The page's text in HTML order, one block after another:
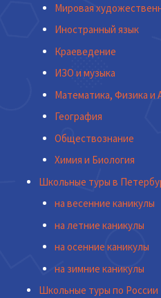
Мировая
Иностранный язык
Краеведение
ИЗО и музыка
Математика, Физика и
География
Обществознание
Химия и Биология
Школьные туры в
на весенние каникулы
на летние каникулы
на осенние каникулы
на зимние каникулы
Школьные туры по России